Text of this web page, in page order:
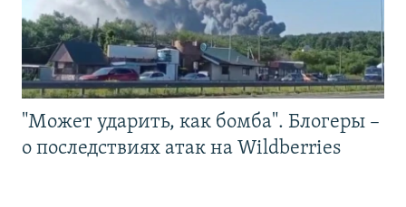
"Может ударить, как бомба". Блогеры –
о последствиях атак на Wildberries